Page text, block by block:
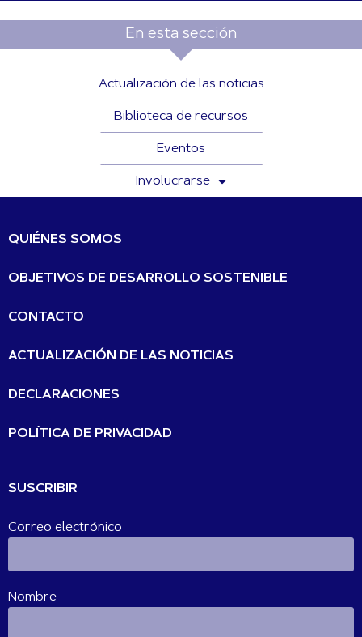
En esta sección
Actualización de las noticias
Biblioteca de recursos
Eventos
Involucrarse
QUIÉNES SOMOS
OBJETIVOS DE DESARROLLO SOSTENIBLE
CONTACTO
ACTUALIZACIÓN DE LAS NOTICIAS
DECLARACIONES
POLÍTICA DE PRIVACIDAD
SUSCRIBIR
Correo electrónico
Nombre